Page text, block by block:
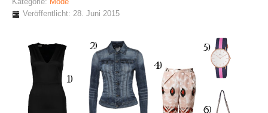
Kategorie: Mode
Veröffentlicht: 28. Juni 2015